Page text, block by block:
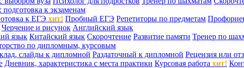
к экзаменам
к ЕГЭ хит! Пробный ЕГЭ Репетиторы по предметам
Черчение и рисунок Английский язык
язык Китайский язык Скорочтение Развитие памяти Тренер по
по дипломным, курсовым
слайды к дипломной Раздаточный к дипломной Рецензия или
Дневник, характеристика с места практики Курсовая работа хит!